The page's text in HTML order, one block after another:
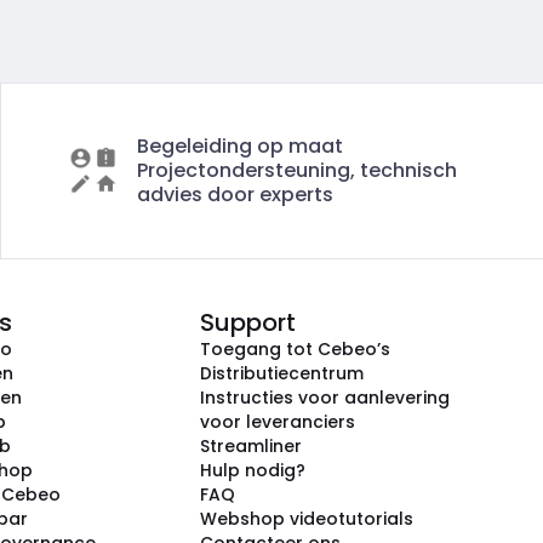
Begeleiding op maat
Projectondersteuning, technisch
advies door experts
Support
Toegang tot Cebeo’s
Distributiecentrum
Instructies voor aanlevering
voor leveranciers
Streamliner
Hulp nodig?
FAQ
Webshop videotutorials